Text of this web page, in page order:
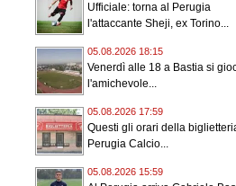
Ufficiale: torna al Perugia
l'attaccante Sheji, ex Torino...
05.08.2026 18:15
Venerdì alle 18 a Bastia si
l'amichevole...
05.08.2026 17:59
Questi gli orari della
Perugia Calcio...
05.08.2026 15:59